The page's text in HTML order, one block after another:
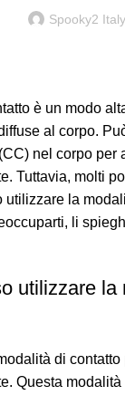
Spooky2 Italy
è un modo
al corpo.
nel corpo per
Tuttavia, molti
utilizzare la
li
utilizzare la
di contatto
Questa modalità